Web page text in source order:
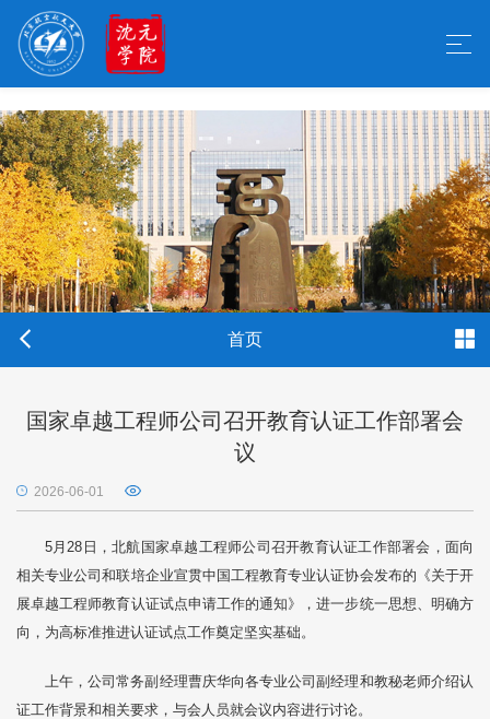
bevictor伟德官网-韦德官方网站
首页
国家卓越工程师公司召开教育认证工作部署会
议
2026-06-01
5月28日，北航国家卓越工程师公司召开教育认证工作部署会，面向
相关专业公司和联培企业宣贯中国工程教育专业认证协会发布的《关于开
展卓越工程师教育认证试点申请工作的通知》，进一步统一思想、明确方
向，为高标准推进认证试点工作奠定坚实基础。
上午，公司常务副经理曹庆华向各专业公司副经理和教秘老师介绍认
证工作背景和相关要求，与会人员就会议内容进行讨论。